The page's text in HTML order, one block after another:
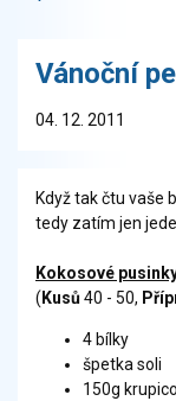
Vánoční
04. 12. 2011
Když tak čtu vaše
tedy zatím jen
Kokosové
( Kusů40 - 50,
4 bílky
špetka soli
150g